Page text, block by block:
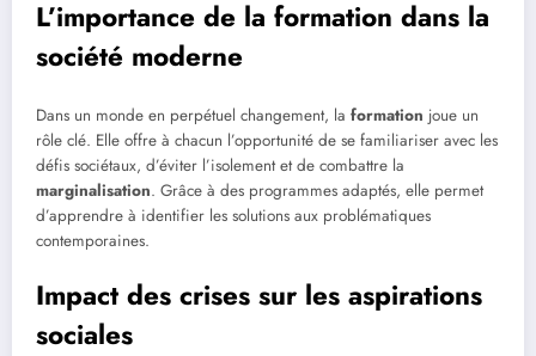
L’importance de la formation dans la
société moderne
Dans un monde en perpétuel changement, la formation joue un
rôle clé. Elle offre à chacun l’opportunité de se familiariser avec les
défis sociétaux, d’éviter l’isolement et de combattre la
marginalisation. Grâce à des programmes adaptés, elle permet
d’apprendre à identifier les solutions aux problématiques
contemporaines.
Impact des crises sur les aspirations
sociales